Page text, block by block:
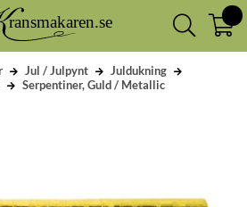
Jul / Julpynt
Juldukning
Serpentiner, Guld / Metallic